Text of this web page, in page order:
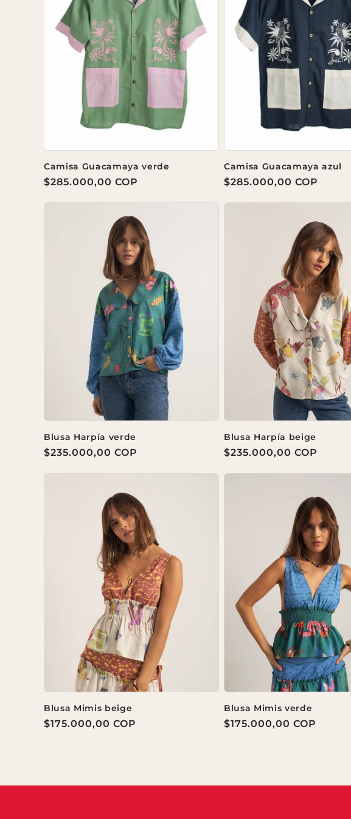
c
:
Camisa Guacamaya verde
Precio
$285.000,00 COP
Camisa Guacamaya azul
Precio
$285.000,00 COP
Blusa Harpía verde
Precio
$235.000,00 COP
Blusa Harpía beige
Precio
$235.000,00 COP
Blusa Mimis beige
Precio
$175.000,00 COP
Blusa Mimis verde
Precio
$175.000,00 COP